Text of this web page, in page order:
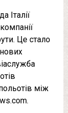
Італії
Це стало
між